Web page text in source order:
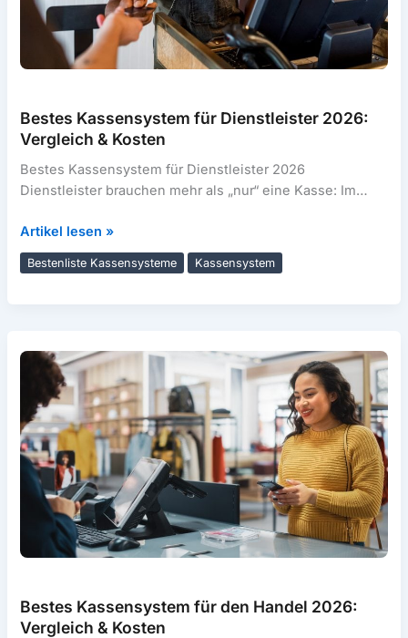
Bestes Kassensystem für Dienstleister 2026:
Vergleich & Kosten
Bestes Kassensystem für Dienstleister 2026
Dienstleister brauchen mehr als „nur“ eine Kasse: Im
Kundenverwaltung,
Bestes
Kassensystem
für
&
Kosten
Artikel lesen »
Bestenliste Kassensysteme Kassensystem
Bestes Kassensystem für den Handel 2026:
Vergleich & Kosten